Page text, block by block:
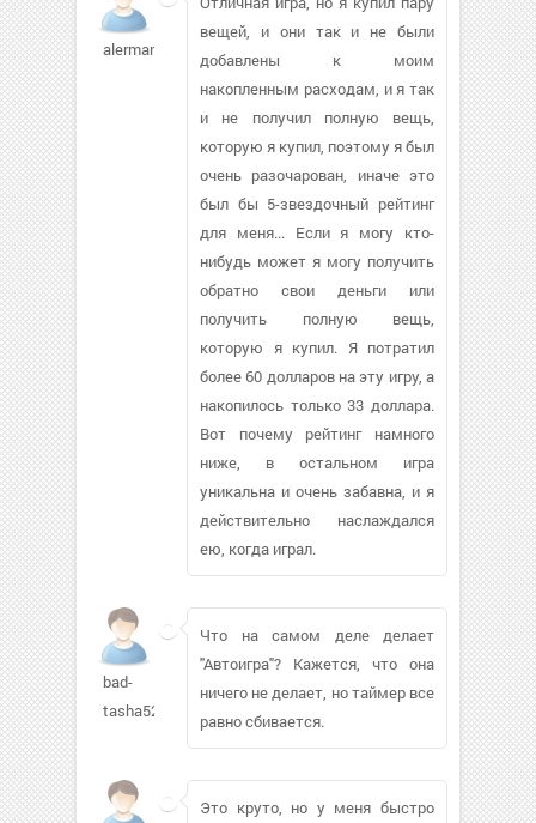
alerman
вещей, и они так и не были
добавлены к моим
накопленным расходам, и я так
и не получил полную вещь,
которую я купил, поэтому я был
очень разочарован, иначе это
был бы 5-звездочный рейтинг
для меня... Если я могу кто-
нибудь может я могу получить
обратно свои деньги или
получить полную вещь,
которую я купил. Я потратил
более 60 долларов на эту игру, а
накопилось только 33 доллара.
Вот почему рейтинг намного
ниже, в остальном игра
уникальна и очень забавна, и я
действительно наслаждался
ею, когда играл.
bad-
tasha523
Что на самом деле делает
"Автоигра"? Кажется, что она
ничего не делает, но таймер все
равно сбивается.
Это круто, но у меня быстро